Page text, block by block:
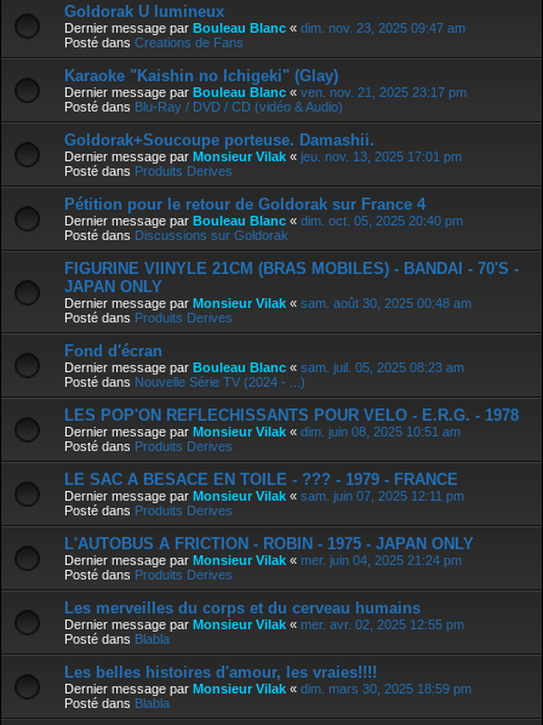
Goldorak U lumineux
Dernier message par Bouleau Blanc « dim. nov. 23, 2025 09:47 am
Posté dans Creations de Fans
Karaoke "Kaishin no Ichigeki" (Glay)
Dernier message par Bouleau Blanc « ven. nov. 21, 2025 23:17 pm
Posté dans Blu-Ray / DVD / CD (vidéo & Audio)
Goldorak+Soucoupe porteuse. Damashii.
Dernier message par Monsieur Vilak « jeu. nov. 13, 2025 17:01 pm
Posté dans Produits Derives
Pétition pour le retour de Goldorak sur France 4
Dernier message par Bouleau Blanc « dim. oct. 05, 2025 20:40 pm
Posté dans Discussions sur Goldorak
FIGURINE VIINYLE 21CM (BRAS MOBILES) - BANDAI - 70'S -
JAPAN ONLY
Dernier message par Monsieur Vilak « sam. août 30, 2025 00:48 am
Posté dans Produits Derives
Fond d'écran
Dernier message par Bouleau Blanc « sam. juil. 05, 2025 08:23 am
Posté dans Nouvelle Série TV (2024 - ...)
LES POP'ON REFLECHISSANTS POUR VELO - E.R.G. - 1978
Dernier message par Monsieur Vilak « dim. juin 08, 2025 10:51 am
Posté dans Produits Derives
LE SAC A BESACE EN TOILE - ??? - 1979 - FRANCE
Dernier message par Monsieur Vilak « sam. juin 07, 2025 12:11 pm
Posté dans Produits Derives
L'AUTOBUS A FRICTION - ROBIN - 1975 - JAPAN ONLY
Dernier message par Monsieur Vilak « mer. juin 04, 2025 21:24 pm
Posté dans Produits Derives
Les merveilles du corps et du cerveau humains
Dernier message par Monsieur Vilak « mer. avr. 02, 2025 12:55 pm
Posté dans Blabla
Les belles histoires d'amour, les vraies!!!!
Dernier message par Monsieur Vilak « dim. mars 30, 2025 18:59 pm
Posté dans Blabla